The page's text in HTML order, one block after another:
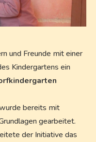
und Freunde mit einer
Kindergartens ein
bereits mit
gearbeitet.
der Initiative das